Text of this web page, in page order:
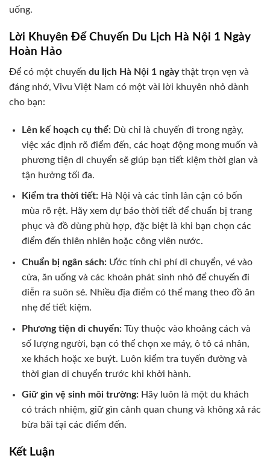
uống.
Lời Khuyên Để Chuyến Du Lịch Hà Nội 1 Ngày
Hoàn Hảo
Để có một chuyến du lịch Hà Nội 1 ngàythật trọn vẹn và
đáng nhớ, Vivu Việt Nam có một vài lời khuyên nhỏ dành
cho bạn:
Lên kế hoạch cụ thể:Dù chỉ là chuyến đi trong ngày,
việc xác định rõ điểm đến, các hoạt động mong muốn và
phương tiện di chuyển sẽ giúp bạn tiết kiệm thời gian và
tận hưởng tối đa.
Kiểm tra thời tiết:Hà Nội và các tỉnh lân cận có bốn
mùa rõ rệt. Hãy xem dự báo thời tiết để chuẩn bị trang
phục và đồ dùng phù hợp, đặc biệt là khi bạn chọn các
điểm đến thiên nhiên hoặc công viên nước.
Chuẩn bị ngân sách:Ước tính chi phí di chuyển, vé vào
cửa, ăn uống và các khoản phát sinh nhỏ để chuyến đi
diễn ra suôn sẻ. Nhiều địa điểm có thể mang theo đồ ăn
nhẹ để tiết kiệm.
Phương tiện di chuyển:Tùy thuộc vào khoảng cách và
số lượng người, bạn có thể chọn xe máy, ô tô cá nhân,
xe khách hoặc xe buýt. Luôn kiểm tra tuyến đường và
thời gian di chuyển trước khi khởi hành.
Giữ gìn vệ sinh môi trường:Hãy luôn là một du khách
có trách nhiệm, giữ gìn cảnh quan chung và không xả rác
bừa bãi tại các điểm đến.
Kết Luận